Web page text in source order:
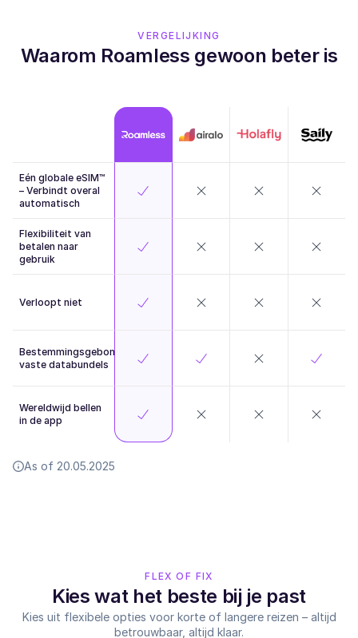
VERGELIJKING
Waarom Roamless gewoon beter is
Eén globale eSIM™
– Verbindt overal
automatisch
Flexibiliteit van
betalen naar
gebruik
Verloopt niet
Bestemmingsgebonden
vaste databundels
Wereldwijd bellen
in de app
As of 20.05.2025
FLEX OF FIX
Kies wat het beste bij je past
Kies uit flexibele opties voor korte of langere reizen – altijd
betrouwbaar, altijd klaar.